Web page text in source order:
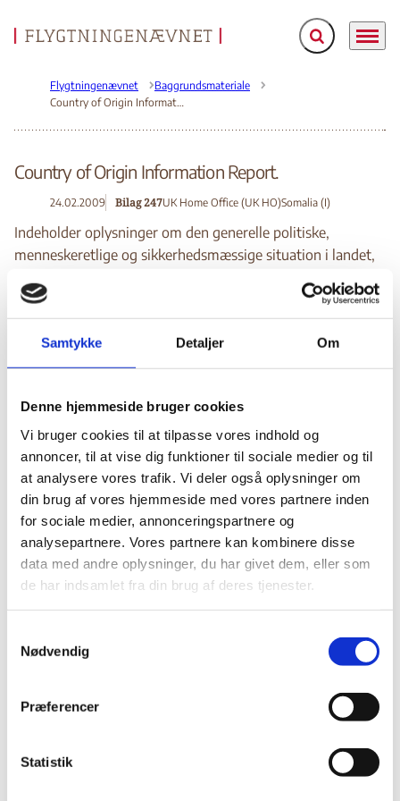
Samtykke Detaljer Om
Denne hjemmeside bruger cookies
Vi bruger cookies til at tilpasse vores indhold og
annoncer, til at vise dig funktioner til sociale medier og til
at analysere vores trafik. Vi deler også oplysninger om
din brug af vores hjemmeside med vores partnere inden
for sociale medier, annonceringspartnere og
analysepartnere. Vores partnere kan kombinere disse
data med andre oplysninger, du har givet dem, eller som
de har indsamlet fra din brug af deres tjenester.
Nødvendig
Præferencer
Statistik
Gå til forsiden Fold søgefelt ud
Menu
Flygtningenævnet
Baggrundsmateriale
Country of Origin Information Report.
Country of Origin Information Report.
24.02.2009 Bilag 247UK Home Office (UK HO)Somalia (I)
Indeholder oplysninger om den generelle politiske,
menneskeretlige og sikkerhedsmæssige situation i landet,
herunder om øget vold i 2008, kampe i gaderne i
Mogadishu mellem oprørere og regeringsstyrker/etiopiske
styrker, oprøreres angreb på journalister og
humanitærhjælpsarbejdere, sammenbrud af den
traditionelle klanbeskyttelse i flere områder, kriminalitet,
byer overtaget af al-Shabaab efter indførelse af sharialov,
etiopiske troppers tilbagetrækning i januar 2009 og kampe
mellem oprørsgrupperne al-Shabaab og Party of Islam på
den ene side og regeringsstyrker/African Unions
fredsbevarende styrker i Somalia (AMISOM) på den anden i
februar 2009. Videre oplysninger om
sikkerhedsstyrkernes anvendelse af tortur , om
overgreb begået af oprørere, terrorister og
klanmilitser, omretssystemet, herunder om forholdet
til sharia- og sædvaneret, omfængselsforhold, om
ytrings-,
presse-, forsamlings-, forenings- og religionsfrihed.
Rahanweyn-klaner
uden for
klansystemet, herunder Bajuni, Bantu, Benadiri, Bravanese,
Hamar Hindi, Midghan, Tumal, Yibir og Galgala, om
forholdene for
børn,